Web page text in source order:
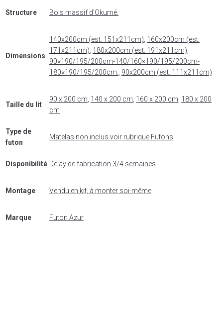
Structure Bois massif d'Okumé.
Dimensions
140x200cm (est. 151x211cm) 160x200cm (est.
171x211cm) 180x200cm (est. 191x211cm)
90×190/195/200cm-140/160×190/195/200cm-
180×190/195/200cm.
90x200cm (est. 111x211cm)
Taille du lit
90 x 200 cm 140 x 200 cm 160 x 200 cm 180 x 200
cm
Type de
futon
Matelas non inclus voir rubrique Futons
Disponibilité Delay de fabrication 3/4 semaines
Montage Vendu en kit, à monter soi-même
Marque Futon Azur